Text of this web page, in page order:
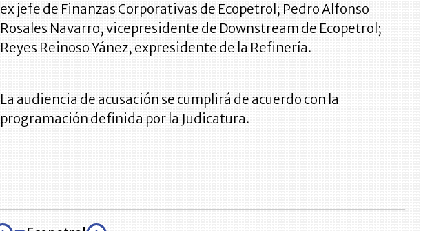
ex jefe de Finanzas Corporativas de Ecopetrol; Pedro Alfonso
Rosales Navarro, vicepresidente de Downstream de Ecopetrol;
Reyes Reinoso Yánez, expresidente de la Refinería.
La audiencia de acusación se cumplirá de acuerdo con la
programación definida por la Judicatura.